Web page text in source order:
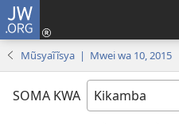
JW.ORG
Mũsyaĩĩsya | Mwei wa 10, 2015
SOMA KWA